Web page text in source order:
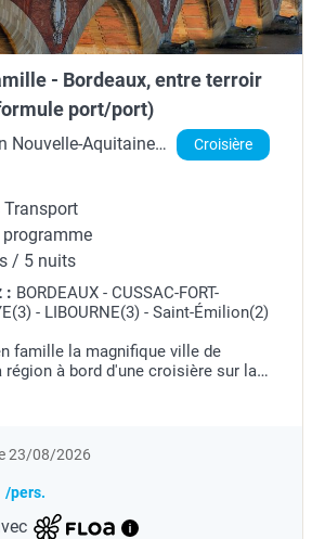
- Bordeaux, entre terroir
port/port)
Nouvelle-Aquitaine,
Croisière
Transport
programme
/ 5 nuits
: BORDEAUX - CUSSAC-FORT-
- LIBOURNE(3) - Saint-Émilion(2)
famille la magnifique ville de
région à bord d'une croisière sur la
23/08/2026
/pers.